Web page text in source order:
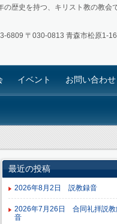
歴史を持つ、キリスト教の教会で
6809 〒030-0813 青森市松原1-
イベント お問い合わせ
最近の投稿
2026年8月2日 説教録音
2026年7月26日 合同礼拝説教
音